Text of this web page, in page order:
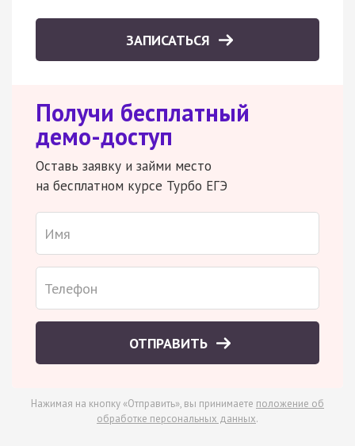
ЗАПИСАТЬСЯ
Получи бесплатный
демо-доступ
Оставь заявку и займи место
на бесплатном курсе Турбо ЕГЭ
ОТПРАВИТЬ
Нажимая на кнопку «Отправить», вы принимаете положение об
обработке персональных данных.